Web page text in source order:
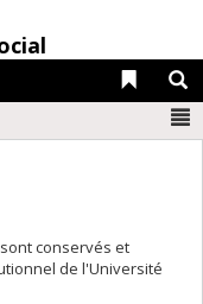
Liens
conservés et
de l'Université